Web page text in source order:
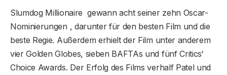
Slumdog Millionaire gewann acht seiner zehn Oscar-
Nominierungen , darunter für den besten Film und die
beste Regie. Außerdem erhielt der Film unter anderem
vier Golden Globes, sieben BAFTAs und fünf Critics‘
Choice Awards. Der Erfolg des Films verhalf Patel und